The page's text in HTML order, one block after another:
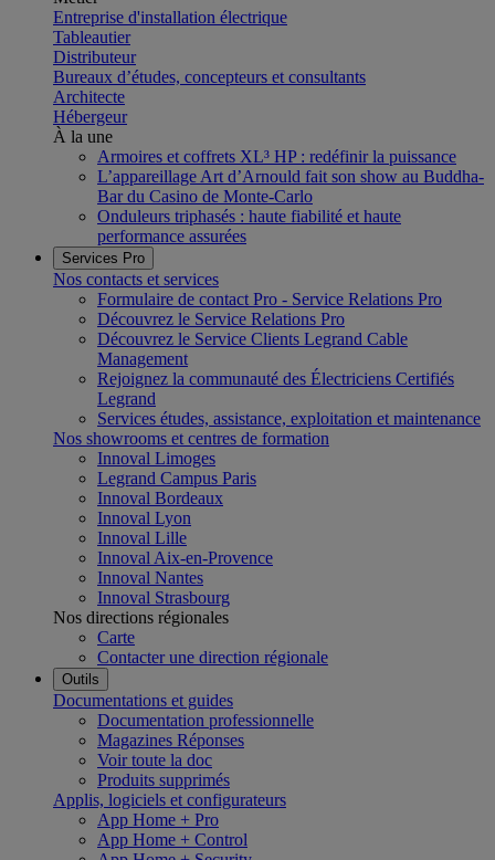
Entreprise d'installation électrique
Tableautier
Distributeur
Bureaux d’études, concepteurs et consultants
Architecte
Hébergeur
À la une
Armoires et coffrets XL³ HP : redéfinir la puissance
L’appareillage Art d’Arnould fait son show au Buddha-
Bar du Casino de Monte-Carlo
Onduleurs triphasés : haute fiabilité et haute
performance assurées
Services Pro
Nos contacts et services
Formulaire de contact Pro - Service Relations Pro
Découvrez le Service Relations Pro
Découvrez le Service Clients Legrand Cable
Management
Rejoignez la communauté des Électriciens Certifiés
Legrand
Services études, assistance, exploitation et maintenance
Nos showrooms et centres de formation
Innoval Limoges
Legrand Campus Paris
Innoval Bordeaux
Innoval Lyon
Innoval Lille
Innoval Aix-en-Provence
Innoval Nantes
Innoval Strasbourg
Nos directions régionales
Carte
Contacter une direction régionale
Outils
Documentations et guides
Documentation professionnelle
Magazines Réponses
Voir toute la doc
Produits supprimés
Applis, logiciels et configurateurs
App Home + Pro
App Home + Control